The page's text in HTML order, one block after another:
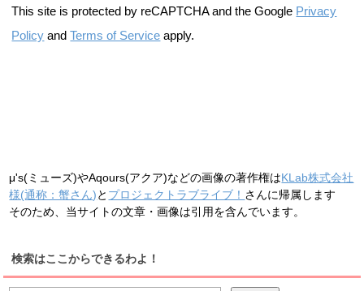
This site is protected by reCAPTCHA and the Google Privacy
Policy andTerms of Service apply.
μ's(ミューズ)やAqours(アクア)などの画像の著作権はKLab株式会社
様(通称：蟹さん)と プロジェクトラブライブ！ さんに帰属します
そのため、当サイトの文章・画像は引用を含んでいます。
検索はここからできるわよ！